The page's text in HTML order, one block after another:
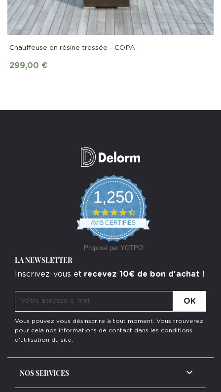
Chauffeuse en résine tressée - COPA
299,00 €
1,250
4.7
star
rating
AVIS CERTIFIÉS
Proposé par YOTPO
LA NEWSLETTER
Inscrivez-vous et recevez 10€ de bon d'achat !
Vous pouvez vous désinscrire à tout moment. Vous trouverez
pour cela nos informations de contact dans les conditions
d'utilisation du site.
NOS SERVICES 